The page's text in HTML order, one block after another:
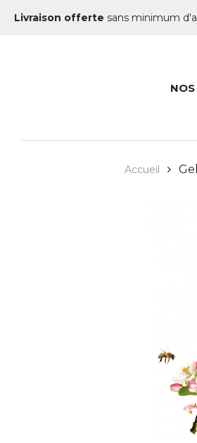
Livraison offerte sans minimum
Accueil